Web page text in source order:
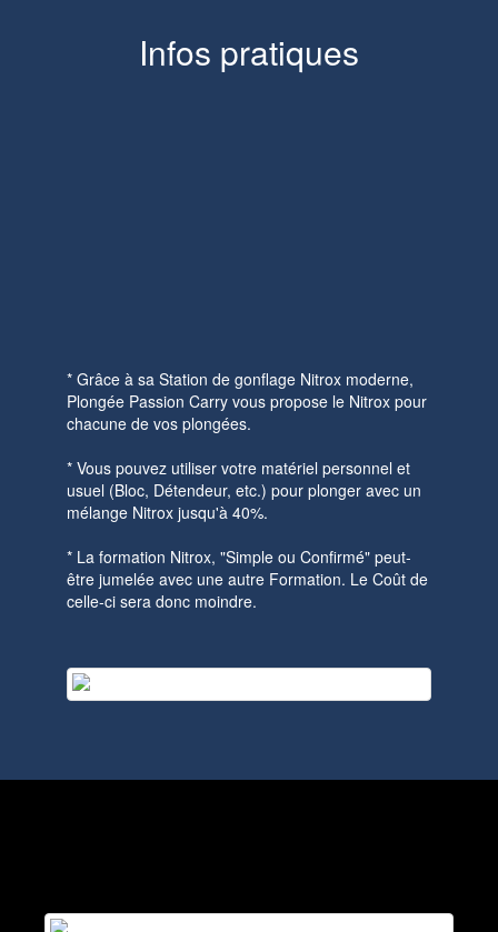
Infos pratiques
* Grâce à sa Station de gonflage Nitrox moderne,
Plongée Passion Carry vous propose le Nitrox pour
chacune de vos plongées.
* Vous pouvez utiliser votre matériel personnel et
usuel (Bloc, Détendeur, etc.) pour plonger avec un
mélange Nitrox jusqu'à 40%.
* La formation Nitrox, "Simple ou Confirmé" peut-
être jumelée avec une autre Formation. Le Coût de
celle-ci sera donc moindre.